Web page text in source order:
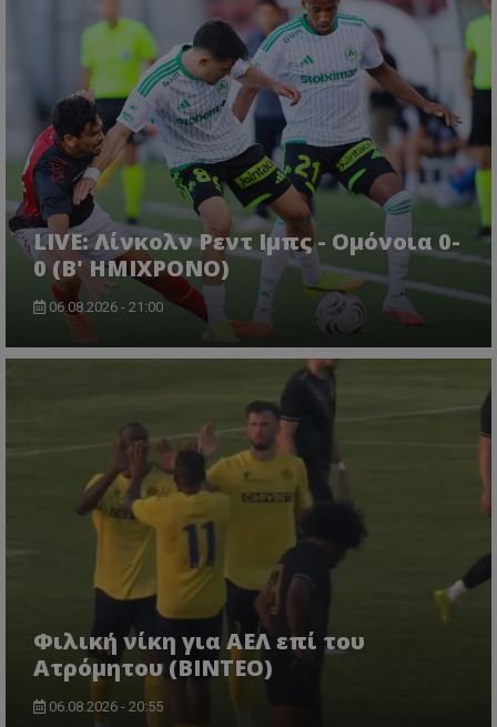
LIVE: Λίνκολν Ρεντ Ιμπς - Ομόνοια 0-
0 (Β' ΗΜΙΧΡΟΝΟ)
06.08.2026 - 21:00
Φιλική νίκη για ΑΕΛ επί του
Ατρόμητου (BINTEO)
06.08.2026 - 20:55